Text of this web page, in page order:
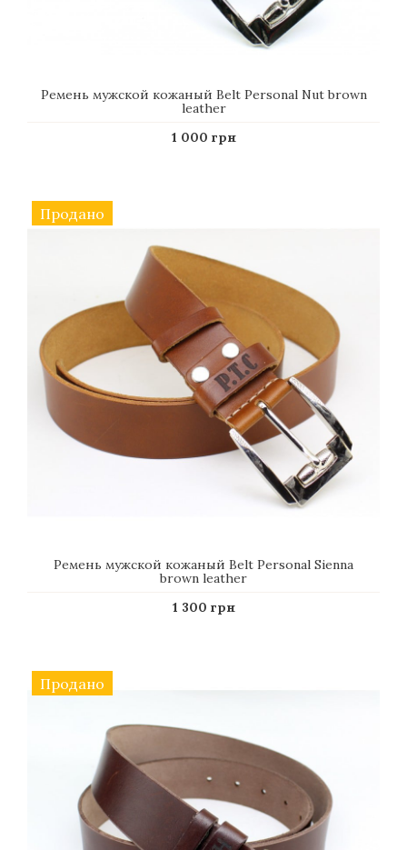
Ремень мужской кожаный Belt Personal Nut brown
leather
1 000 грн
Продано
Ремень мужской кожаный Belt Personal Sienna
brown leather
1 300 грн
Продано